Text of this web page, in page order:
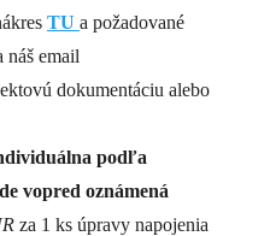
TU a požadované
náš email
dokumentáciu alebo
podľa
vopred oznámená
za 1 ks úpravy napojenia